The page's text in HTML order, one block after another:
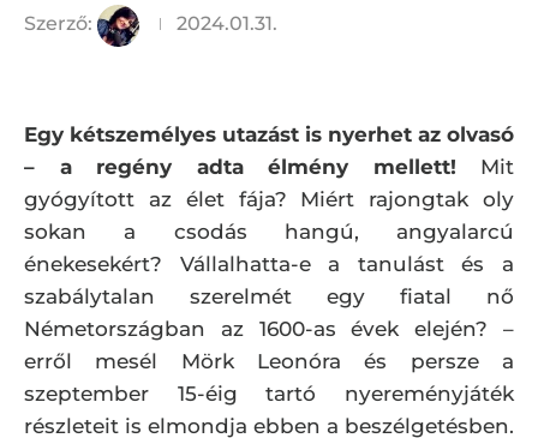
Szerző: 2024.01.31.
Egy kétszemélyes utazást is nyerhet az olvasó
– a regény adta élmény mellett! Mit
gyógyított az élet fája? Miért rajongtak oly
sokan a csodás hangú, angyalarcú
énekesekért? Vállalhatta-e a tanulást és a
szabálytalan szerelmét egy fiatal nő
Németországban az 1600-as évek elején? –
erről mesél Mörk Leonóra és persze a
szeptember 15-éig tartó nyereményjáték
részleteit is elmondja ebben a beszélgetésben.